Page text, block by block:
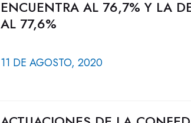
ENCUENTRA AL 76,7% Y LA
AL 77,6%
11 DE AGOSTO, 2020